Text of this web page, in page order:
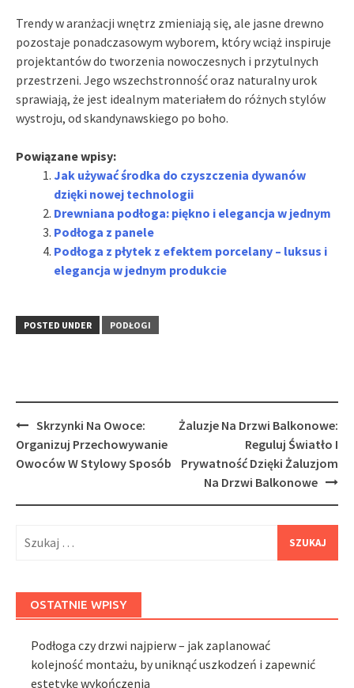
Trendy w aranżacji wnętrz zmieniają się, ale jasne drewno
pozostaje ponadczasowym wyborem, który wciąż inspiruje
projektantów do tworzenia nowoczesnych i przytulnych
przestrzeni. Jego wszechstronność oraz naturalny urok
sprawiają, że jest idealnym materiałem do różnych stylów
wystroju, od skandynawskiego po boho.
Powiązane wpisy:
Jak używać środka do czyszczenia dywanów
dzięki nowej technologii
Drewniana podłoga: piękno i elegancja w jednym
Podłoga z panele
Podłoga z płytek z efektem porcelany – luksus i
elegancja w jednym produkcie
POSTED UNDER PODŁOGI
Post
navigation
Skrzynki Na Owoce:
Organizuj Przechowywanie
Owoców W Stylowy Sposób
Żaluzje Na Drzwi Balkonowe:
Reguluj Światło I
Prywatność Dzięki Żaluzjom
Na Drzwi Balkonowe
OSTATNIE WPISY
Podłoga czy drzwi najpierw – jak zaplanować
kolejność montażu, by uniknąć uszkodzeń i zapewnić
estetykę wykończenia